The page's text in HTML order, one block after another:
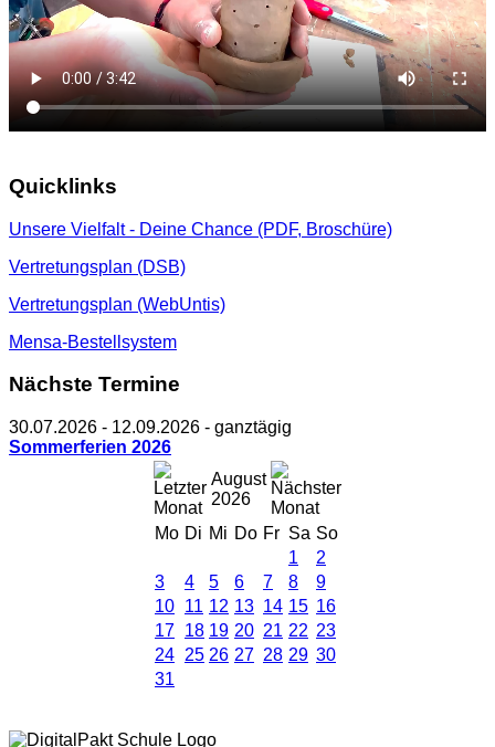
Quicklinks
Unsere Vielfalt - Deine Chance (PDF, Broschüre)
Vertretungsplan (DSB)
Vertretungsplan (WebUntis)
Mensa-Bestellsystem
Nächste Termine
30.07.2026 - 12.09.2026 - ganztägig
Sommerferien 2026
August
2026
Mo Di Mi Do Fr Sa So
1
2
3
4 5 6 7 8
9
10 11 12 13 14 15 16
17 18 19 20 21 22 23
24 25 26 27 28 29 30
31